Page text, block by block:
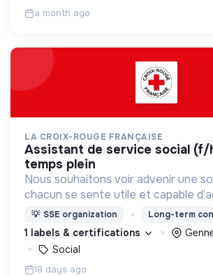
a month ago
LA CROIX-ROUGE FRANÇAISE
assistant de service social (f/h/x) - cdi
temps plein
Nous souhaitons voir advenir une
chacun se sente utile et capable
nous proposons des moyens et des
d’engagement innovants et
💡 SSE organization Long-term
1 labels & certifications
Social
18 days ago